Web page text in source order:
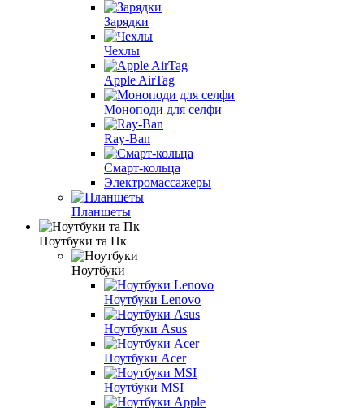
Зарядки
Чехлы
Apple AirTag
Моноподи для селфи
Ray-Ban
Смарт-кольца
Электромассажеры
Планшеты
Ноутбуки та Пк
Ноутбуки
Ноутбуки Lenovo
Ноутбуки Asus
Ноутбуки Acer
Ноутбуки MSI